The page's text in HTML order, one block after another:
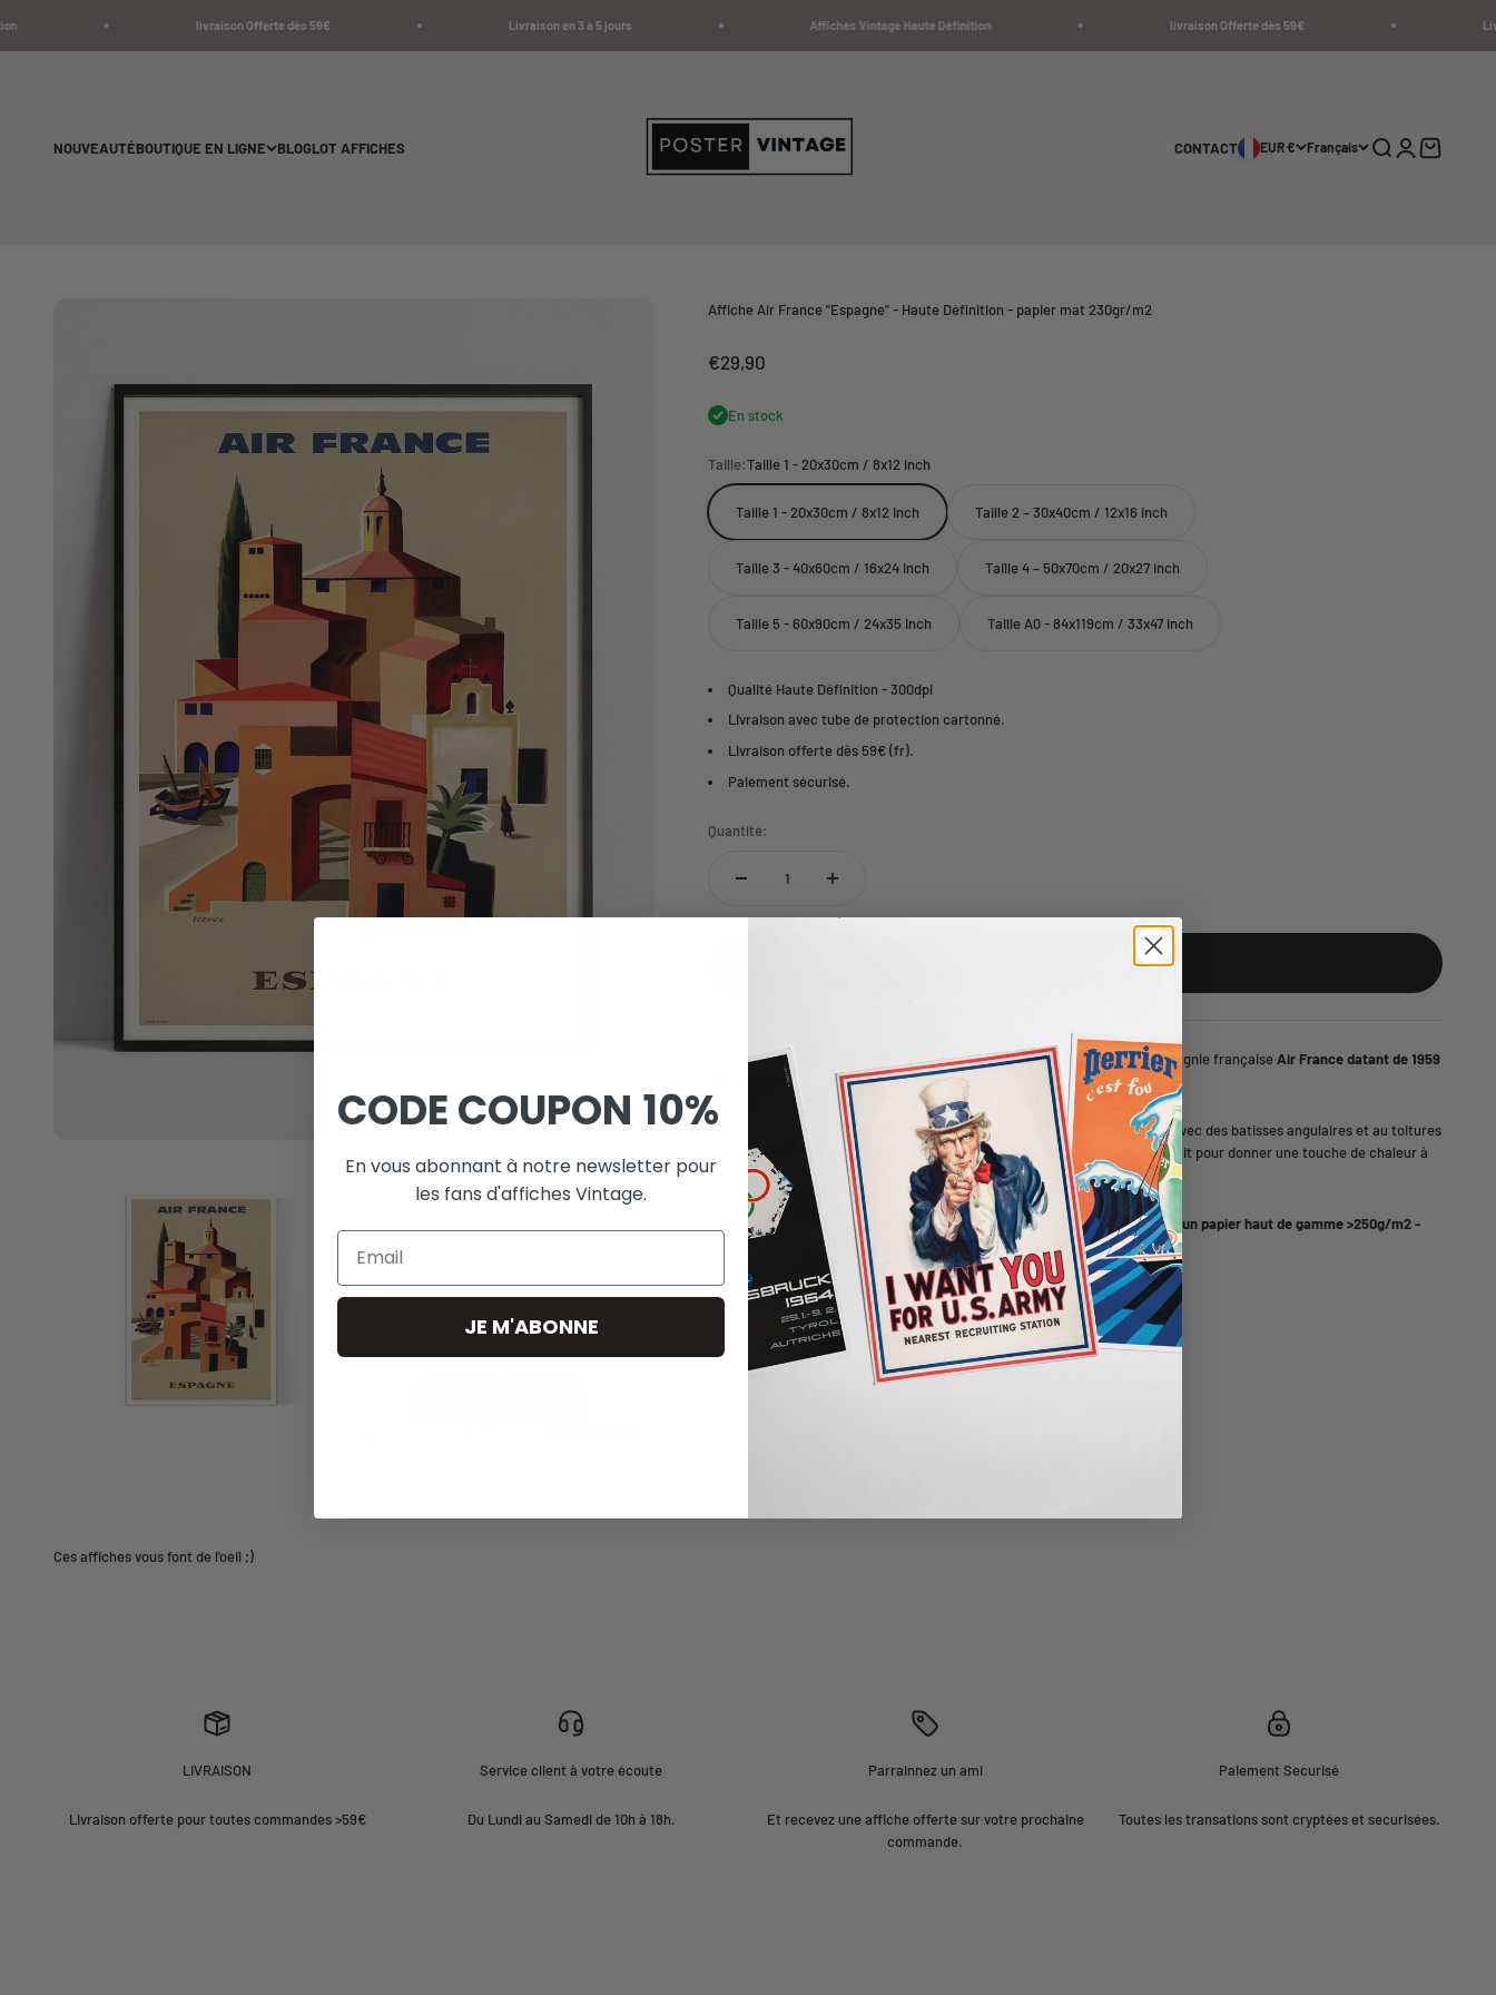
livraison Offerte dès 59€ Livraison en 3 à 5 jours Affiches Vintage Haute Définition livraison Offerte dès 59€
NOUVEAUTÉBOUTIQUE EN LIGNE BLOGLOT AFFICHES CONTACT EUR € Français Recherche
Connexion
Panier
Affiche Air France "Espagne" - Haute Définition - papier mat 230gr/m2
Prix de vente
€29,90
En stock
Taille:Taille 1 - 20x30cm / 8x12 inch
Taille 1 - 20x30cm / 8x12 inch Taille 2 – 30x40cm / 12x16 inch
Taille 3 - 40x60cm / 16x24 inch Taille 4 – 50x70cm / 20x27 inch
Taille 5 - 60x90cm / 24x35 inch Taille A0 - 84x119cm / 33x47 inch
Qualité Haute Définition - 300dpi
Livraison avec tube de protection cartonné.
Livraison offerte dès 59€ (fr).
Paiement sécurisé.
Quantité:
Une reproduction haute définition du poster vintage "Espagne" de la compagnie françaiseAir France datant de 1959
(par Vernier).
Cette affiche met en avant l'architecture typique de la péninsule ibérique avec des batisses angulaires et au toitures
en tuiles orangées typique de cette région. Un élément de décoration parfait pour donner une touche de chaleur à
votre intérieur.
Cette affiche Vintage est Imprimée en300 dpi qualité haute définition sur un papier haut de gamme >250g/m2 -
Cadre Non Inclus (en option).
LIVRAISON
Livraison offerte pour toutes commandes >59€
Service client à votre écoute
Du Lundi au Samedi de 10h à 18h.
Parrainnez un ami
Et recevez une affiche offerte sur votre prochaine
commande.
Paiement Securisé
Toutes les transations sont cryptées et securisées.
CODE COUPON 10%
En vous abonnant à notre newsletter pour
les fans d'affiches Vintage.
Email
JE M'ABONNE